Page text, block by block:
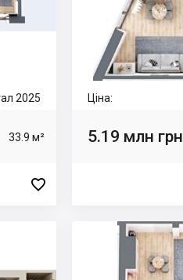
2025
33.9 м²

Ціна:
5.19 млн грн